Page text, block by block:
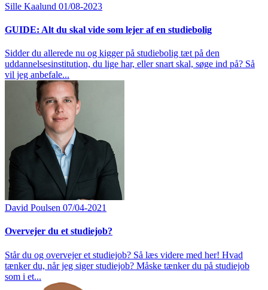
Sille Kaalund 01/08-2023
GUIDE: Alt du skal vide som lejer af en studiebolig
Sidder du allerede nu og kigger på studiebolig tæt på den
uddannelsesinstitution, du lige har, eller snart skal, søge ind på? Så
vil jeg anbefale...
David Poulsen 07/04-2021
Overvejer du et studiejob?
Står du og overvejer et studiejob? Så læs videre med her! Hvad
tænker du, når jeg siger studiejob? Måske tænker du på studiejob
som i et...